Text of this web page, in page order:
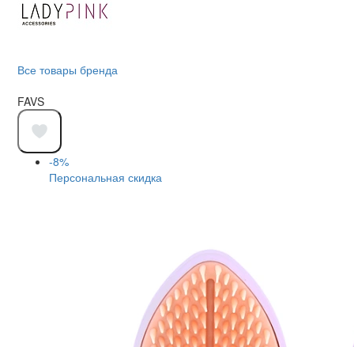
Все товары бренда
FAVS
-8%
Персональная скидка